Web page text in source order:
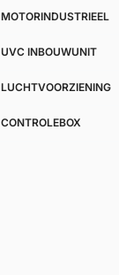
MOTORINDUSTRIEEL
UVC INBOUWUNIT
LUCHTVOORZIENING
CONTROLEBOX